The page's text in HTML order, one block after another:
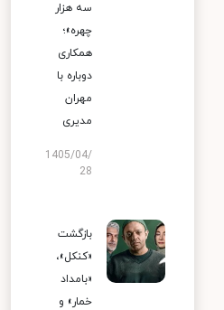
سه هزار
چهره»؛
همکاری
دوباره با
مهران
مدیری
1405/04/
28
بازگشت
«کنکل»،
«بامداد
خمار» و